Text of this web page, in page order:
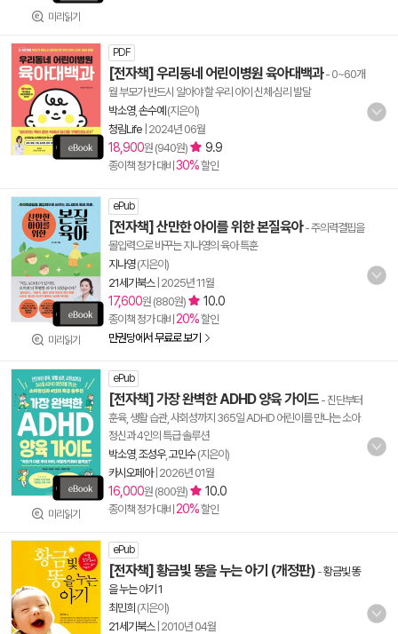
미리읽기
PDF
[전자책] 우리동네 어린이병원 육아대백과- 0~60개
월 부모가 반드시 알아야 할 우리 아이 신체·심리 발달
박소영, 손수예 (지은이)
청림Life 2024년 06월
18,900원 (940원) 9.9
종이책 정가 대비 30%할인
미리읽기
ePub
[전자책] 산만한 아이를 위한 본질육아- 주의력결핍을
몰입력으로 바꾸는 지나영의 육아 특훈
지나영(지은이)
21세기북스| 2025년 11월
17,600원 (880원) 10.0
종이책 정가 대비 20%할인
만권당에서 무료로 보기
미리읽기
ePub
[전자책] 가장 완벽한 ADHD 양육 가이드 - 진단부터
훈육, 생활 습관, 사회성까지 365일 ADHD 어린이를 만나는 소아
정신과 4인의 특급 솔루션
박소영, 조성우, 고민수(지은이)
카시오페아| 2026년 01월
16,000원 (800원) 10.0
종이책 정가 대비 20%할인
ePub
[전자책] 황금빛 똥을 누는 아기 (개정판) -황금빛 똥
을 누는 아기 1
최민희 (지은이)
21세기북스| 2010년 04월